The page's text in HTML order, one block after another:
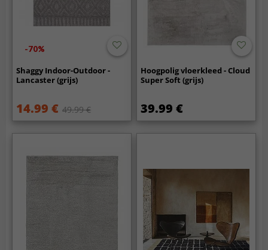
-70%
Shaggy Indoor-Outdoor -
Lancaster (grijs)
14.99 € 49.99 €
Hoogpolig vloerkleed - Cloud
Super Soft (grijs)
39.99 €